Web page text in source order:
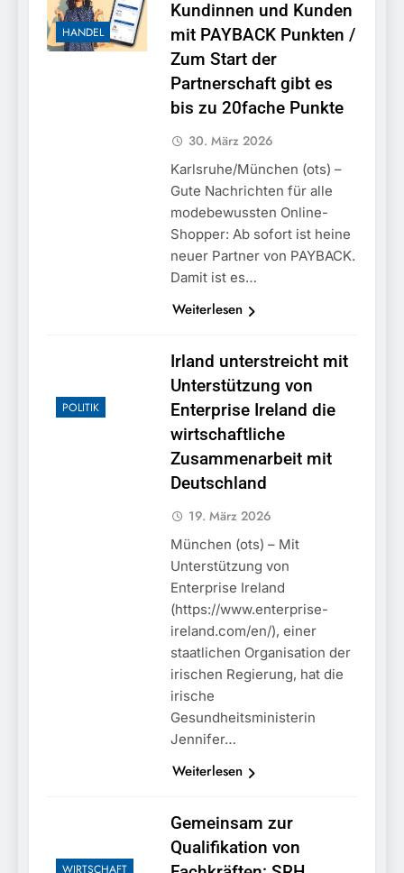
stellt Auto sicher
Einreise mit dem
Kraftfahrzeug/Bundespolizei
weist Beschuldigten nach
Moldau zurück
HANDEL
Kundinnen und Kunden
mit PAYBACK Punkten /
Zum Start der
Partnerschaft gibt es
bis zu 20fache Punkte
30. März 2026
Karlsruhe/München (ots) –
Gute Nachrichten für alle
modebewussten Online-
Shopper: Ab sofort ist heine
neuer Partner von PAYBACK.
Damit ist es…
Weiterlesen
POLITIK
Irland unterstreicht mit
Unterstützung von
Enterprise Ireland die
wirtschaftliche
Zusammenarbeit mit
Deutschland
19. März 2026
München (ots) – Mit
Unterstützung von
Enterprise Ireland
(https://www.enterprise-
ireland.com/en/), einer
staatlichen Organisation der
irischen Regierung, hat die
irische
Gesundheitsministerin
Jennifer…
Weiterlesen
Gemeinsam zur
Qualifikation von